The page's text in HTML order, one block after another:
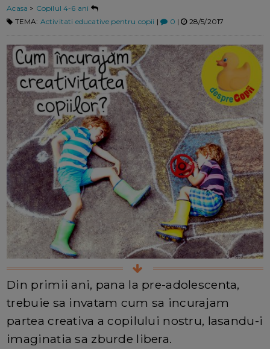
Acasa > Copilul 4-6 ani
TEMA: Activitati educative pentru copii | 0 | 28/5/2017
Din primii ani, pana la pre-adolescenta,
trebuie sa invatam cum sa incurajam
partea creativa a copilului nostru, lasandu-i
imaginatia sa zburde libera.